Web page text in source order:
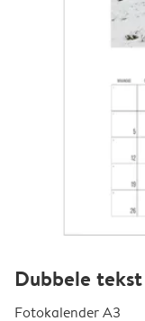
Dubbele tekst
Fotokalender A3